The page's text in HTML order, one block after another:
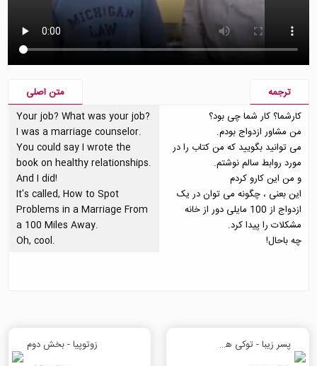
ترجمه
متن اصلی
کارشما؟ کار شما چی بود؟
من مشاور ازدواج بودم.
می توانید بگویید که من کتاب را در
مورد روابط سالم نوشتم.
و من این کارو کردم
این بعنی ، چگونه می توان در یک
ازدواج از 100 مایلی دور از خانه
مشکلات را پیدا کرد.
چه باحال!
Your job? What was your job?
I was a marriage counselor.
You could say I wrote the
book on healthy relationships.
And I did!
It's called, How to Spot
Problems in a Marriage From
a 100 Miles Away.
Oh, cool.
پسر زیبا - توکی هستی نیک؟
زوتوپیا - بخش دوم